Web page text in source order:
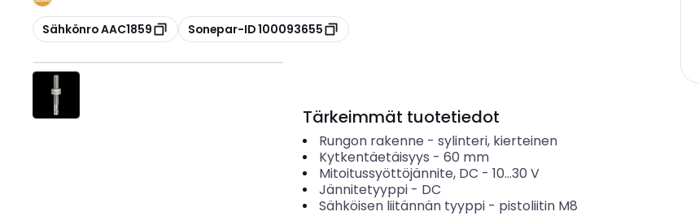
Kopioi
Sähkönro AAC1859 Kopioi
Sonepar-ID 100093655
Tärkeimmät tuotetiedot
Rungon rakenne - sylinteri, kierteinen
Kytkentäetäisyys - 60 mm
Mitoitussyöttöjännite, DC - 10...30 V
Jännitetyyppi- DC
Sähköisen liitännän tyyppi- pistoliitin M8